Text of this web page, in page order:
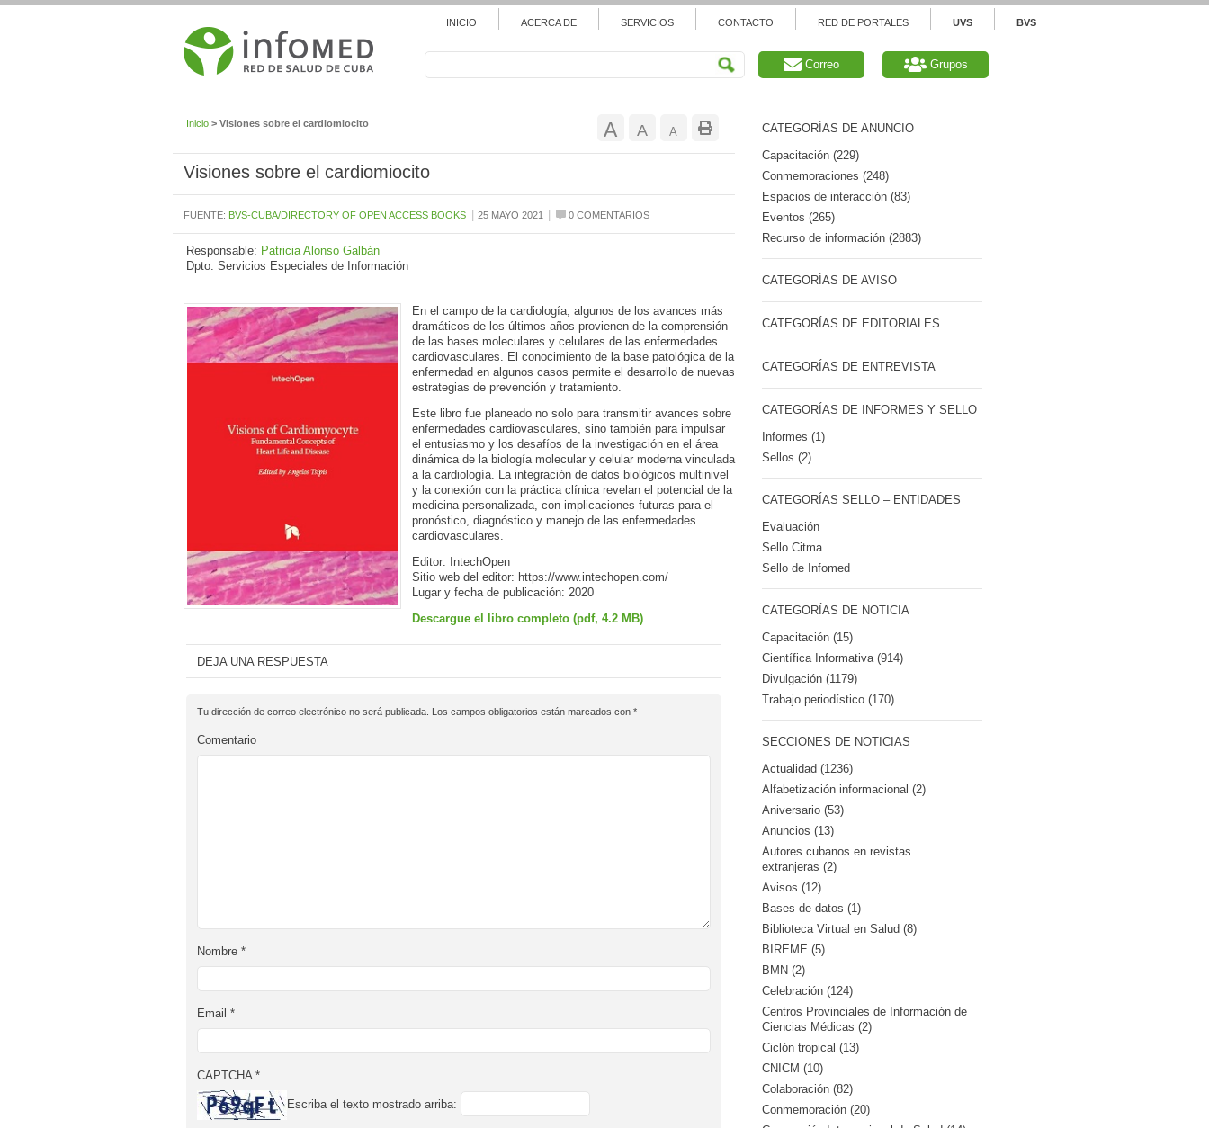
INICIO ACERCA DE SERVICIOS CONTACTO RED DE PORTALES UVS BVS
Correo Grupos
Inicio > Visiones sobre el cardiomiocito
A Reducir
ARestablecer
de
fuente
AAumentar
tamaño
de
fuente.
Visiones sobre el cardiomiocito
FUENTE: BVS-CUBA/DIRECTORY OF OPEN ACCESS BOOKS 25 MAYO 2021 0 COMENTARIOS
Responsable: Patricia Alonso Galbán
Dpto. Servicios Especiales de Información
En el campo de la cardiología, algunos de los avances más
dramáticos de los últimos años provienen de la comprensión
de las bases moleculares y celulares de las enfermedades
cardiovasculares. El conocimiento de la base patológica de la
enfermedad en algunos casos permite el desarrollo de nuevas
estrategias de prevención y tratamiento.
Este libro fue planeado no solo para transmitir avances sobre
enfermedades cardiovasculares, sino también para impulsar
el entusiasmo y los desafíos de la investigación en el área
dinámica de la biología molecular y celular moderna vinculada
a la cardiología. La integración de datos biológicos multinivel
y la conexión con la práctica clínica revelan el potencial de la
medicina personalizada, con implicaciones futuras para el
pronóstico, diagnóstico y manejo de las enfermedades
cardiovasculares.
Editor:
IntechOpen
Sitio web del editor: https://www.intechopen.com/
Lugar y fecha de publicación: 2020
Descargue el libro completo (pdf, 4.2 MB)
DEJA UNA RESPUESTA
Tu dirección de correo electrónico no será publicada. Los campos obligatorios están marcados con *
Comentario
Nombre *
Email *
CAPTCHA *
Escriba el texto mostrado arriba:
CATEGORÍAS DE ANUNCIO
Capacitación (229)
Conmemoraciones (248)
Espacios de interacción (83)
Eventos (265)
Recurso de información (2883)
CATEGORÍAS DE AVISO
CATEGORÍAS DE EDITORIALES
CATEGORÍAS DE ENTREVISTA
CATEGORÍAS DE INFORMES Y SELLO
Informes (1)
Sellos (2)
CATEGORÍAS SELLO – ENTIDADES
Evaluación
Sello Citma
Sello de Infomed
CATEGORÍAS DE NOTICIA
Capacitación (15)
Científica Informativa (914)
Divulgación (1179)
Trabajo periodístico (170)
SECCIONES DE NOTICIAS
Actualidad (1236)
Alfabetización informacional (2)
Aniversario (53)
Anuncios (13)
Autores cubanos en revistas
extranjeras (2)
Avisos (12)
Bases de datos (1)
Biblioteca Virtual en Salud (8)
BIREME (5)
BMN (2)
Celebración (124)
Centros Provinciales de Información de
Ciencias Médicas (2)
Ciclón tropical (13)
CNICM (10)
Colaboración (82)
Conmemoración (20)